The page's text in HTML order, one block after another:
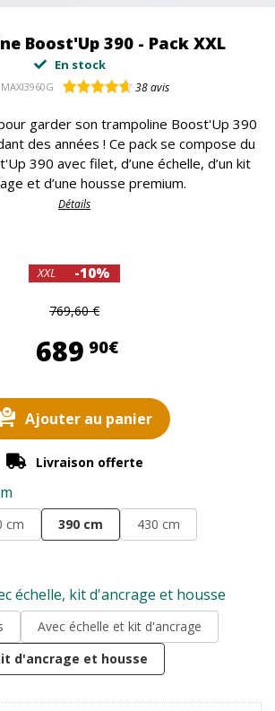
Boost'Up 390 - Pack XXL
En stock
MAXI3960G 38avis
garder son trampoline Boost'Up 390
des années ! Ce pack se compose du
390 avec filet, d’une échelle, d’un kit
et d’une housse premium.
Détails
XXL -10%
769,60 €
689 90€689,90 €
Ajouter au panier
Livraison offerte
cm 390 cm
430 cm
échelle, kit d'ancrage et housse
Avec échelle et kit d'ancrage
d'ancrage et housse